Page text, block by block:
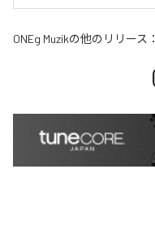
ONEg Muzikの他のリリース：